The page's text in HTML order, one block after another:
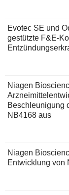
Evotec SE und
gestützte F&E-
Niagen
Beschleunigung
NB4168 aus
Niagen
Entwicklung von